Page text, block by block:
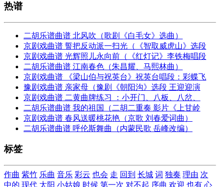
热谱
二胡乐谱曲谱 北风吹（歌剧《白毛女》选曲）
京剧戏曲谱 誓把反动派一扫光（《智取威虎山》选段
京剧戏曲谱 光辉照儿永向前（《红灯记》李铁梅唱段
二胡乐谱曲谱 江南春色（朱昌耀、马熙林曲）
京剧戏曲谱 《梁山伯与祝英台》祝英台唱段：彩蝶飞
豫剧戏曲谱 亲家母（豫剧《朝阳沟》选段 王迎迎演
京剧戏曲谱 二黄曲牌练习 ：小开门、八板、八岔、
二胡乐谱曲谱 我的祖国（二胡二重奏 影片《上甘岭
京剧戏曲谱 春风送暖桃花艳（京歌 刘春爱词曲）
二胡乐谱曲谱 呼伦斯舞曲（内蒙民歌 岳峰改编）
标签
作曲 紫竹 乐曲 音乐 彩云 也会 走 回到 长城 词 独奏 理由 次
中的 现代 太阳 小姑娘 时候 第一次 对不起 序曲 欢迎 也有 心